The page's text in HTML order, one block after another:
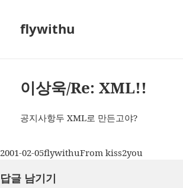
flywithu
이상욱/Re: XML!!
공지사항두 XML로 만든고야?
작
일
2001-02-05글
이
flywithu카
From kiss2you
답글 남기기